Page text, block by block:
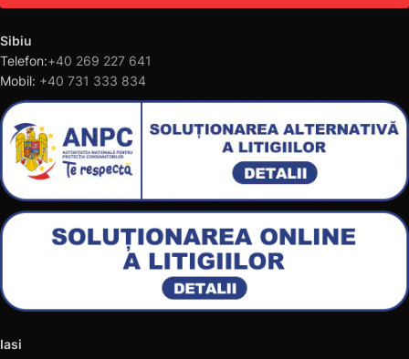
Sibiu
Telefon:+40 269 227 641
Mobil: +40 731 333 834
Iasi